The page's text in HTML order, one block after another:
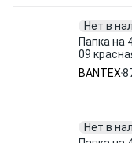
Нет в
Папка на
09
BANTEX
Нет в